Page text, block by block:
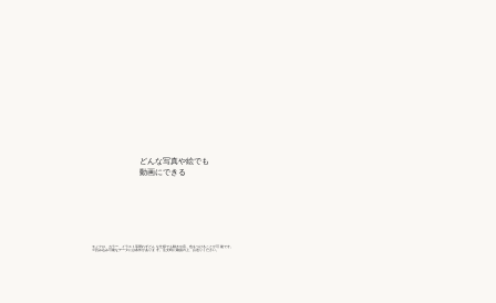
どんな写真や絵でも
動画にできる
モノクロ、カラー、イラスト等問わずどん な仕様でも動きや音、色をつけることが可 能です。
※読み込み可能なデータには条件がありま す。注文時に確認の上、お送りください。